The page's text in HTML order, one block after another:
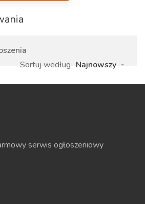
Sortuj według Najnowszy
serwis ogłoszeniowy